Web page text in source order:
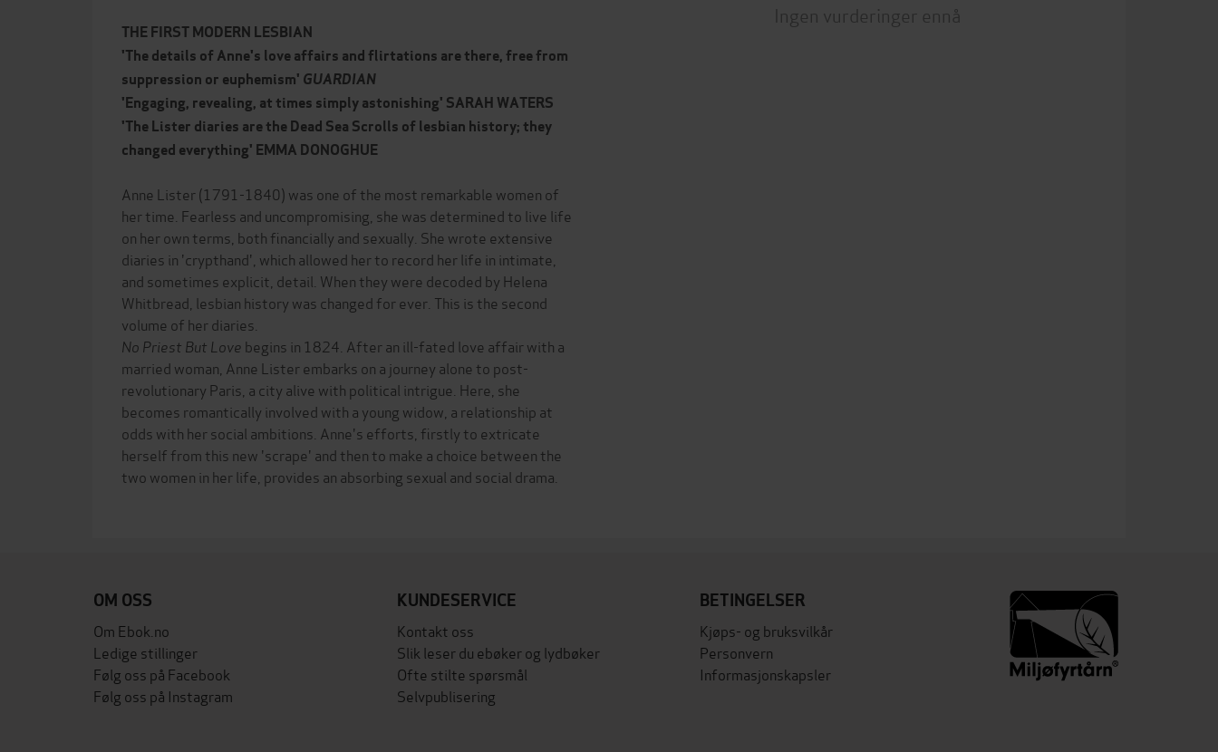
THE FIRST MODERN LESBIAN
'The details of Anne's love affairs and flirtations are there, free from
suppression or euphemism' GUARDIAN
'Engaging, revealing, at times simply astonishing' SARAH WATERS
'The Lister diaries are the Dead Sea Scrolls of lesbian history; they
changed everything' EMMA DONOGHUE
Anne Lister (1791-1840) was one of the most remarkable women of
her time. Fearless and uncompromising, she was determined to live life
on her own terms, both financially and sexually. She wrote extensive
diaries in 'crypthand', which allowed her to record her life in intimate,
and sometimes explicit, detail. When they were decoded by Helena
Whitbread, lesbian history was changed for ever. This is the second
volume of her diaries.
No Priest But Love begins in 1824. After an ill-fated love affair with a
married woman, Anne Lister embarks on a journey alone to post-
revolutionary Paris, a city alive with political intrigue. Here, she
becomes romantically involved with a young widow, a relationship at
odds with her social ambitions. Anne's efforts, firstly to extricate
herself from this new 'scrape' and then to make a choice between the
two women in her life, provides an absorbing sexual and social drama.
Ingen vurderinger ennå
OM OSS
Om Ebok.no
Ledige stillinger
Følg oss på Facebook
Følg oss på Instagram
KUNDESERVICE
Kontakt oss
Slik leser du ebøker og lydbøker
Ofte stilte spørsmål
Selvpublisering
BETINGELSER
Kjøps- og bruksvilkår
Personvern
Informasjonskapsler